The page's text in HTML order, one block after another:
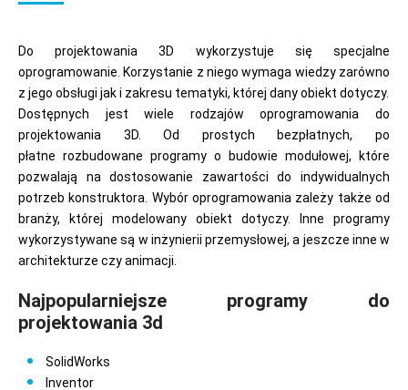
Do projektowania 3D wykorzystuje się specjalne
oprogramowanie. Korzystanie z niego wymaga wiedzy zarówno
z jego obsługi jak i zakresu tematyki, której dany obiekt dotyczy.
Dostępnych jest wiele rodzajów oprogramowania do
projektowania 3D. Od prostych bezpłatnych, po
płatne rozbudowane programy o budowie modułowej, które
pozwalają na dostosowanie zawartości do indywidualnych
potrzeb konstruktora. Wybór oprogramowania zależy także od
branży, której modelowany obiekt dotyczy. Inne programy
wykorzystywane są w inżynierii przemysłowej, a jeszcze inne w
architekturze czy animacji.
Najpopularniejsze programy do
projektowania 3d
SolidWorks
Inventor